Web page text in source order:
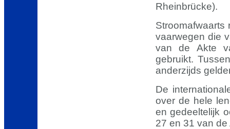
Rheinbrücke).
Stroomafwaarts
vaarwegen die
van de Akte
gebruikt.
anderzijds
De
over de hele
en gedeeltelijk
27 en 31 van